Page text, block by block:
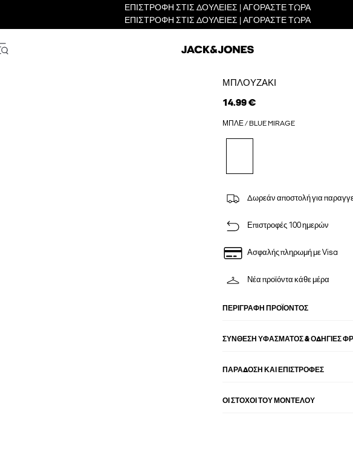
ΕΠΙΣΤΡΟΦΗ ΣΤΙΣ ΔΟΥΛΕΙΕΣ | ΑΓΟΡΑΣΤΕ ΤΩΡΑ
ΕΠΙΣΤΡΟΦΗ ΣΤΙΣ ΔΟΥΛΕΙΕΣ | ΑΓΟΡΑΣΤΕ ΤΩΡΑ
ΜΠΛΟΥΖΆΚΙ
14.99 €
ΜΠΛΕ / BLUE MIRAGE
Δωρεάν αποστολή για
Επιστροφές 100 ημερών
Ασφαλής πληρωμή με Visa
Νέα προϊόντα κάθε μέρα
ΠΕΡΙΓΡΑΦΉ ΠΡΟΪΌΝΤΟΣ
ΣΎΝΘΕΣΗ ΥΦΆΣΜΑΤΟΣ & ΟΔΗΓΊΕΣ
ΠΑΡΑΔΟΣΗ ΚΑΙ ΕΠΙΣΤΡΟΦΕΣ
ΟΙ ΣΤΌΧΟΙ ΤΟΥ ΜΟΝΤΈΛΟΥ